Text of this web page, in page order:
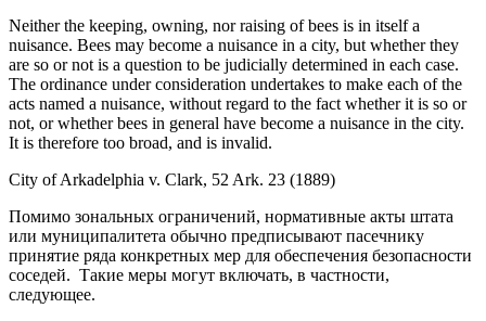
Neither the keeping, owning, nor raising of bees is in itself a
nuisance. Bees may become a nuisance in a city, but whether they
are so or not is a question to be judicially determined in each case.
The ordinance under consideration undertakes to make each of the
acts named a nuisance, without regard to the fact whether it is so or
not, or whether bees in general have become a nuisance in the city.
It is therefore too broad, and is invalid.
City of Arkadelphia v. Clark, 52 Ark. 23 (1889)
Помимо зональных ограничений, нормативные акты штата
или муниципалитета обычно предписывают пасечнику
принятие ряда конкретных мер для обеспечения безопасности
соседей. Такие меры могут включать, в частности,
следующее.